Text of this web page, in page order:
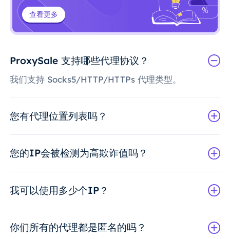
查看更多
ProxySale 支持哪些代理协议？
我们支持 Socks5/HTTP/HTTPs 代理类型。
您有代理位置列表吗？
您的IP会被检测为高欺诈值吗？
我可以使用多少个IP？
你们所有的代理都是匿名的吗？